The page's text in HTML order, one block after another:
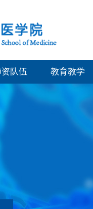
资队伍 教育教学